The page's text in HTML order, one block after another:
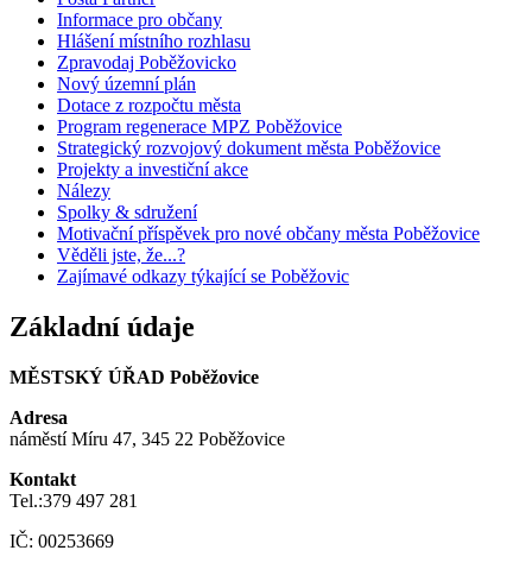
Informace pro občany
Hlášení místního rozhlasu
Zpravodaj Poběžovicko
Nový územní plán
Dotace z rozpočtu města
Program regenerace MPZ Poběžovice
Strategický rozvojový dokument města Poběžovice
Projekty a investiční akce
Nálezy
Spolky & sdružení
Motivační příspěvek pro nové občany města Poběžovice
Věděli jste, že...?
Zajímavé odkazy týkající se Poběžovic
Základní údaje
MĚSTSKÝ ÚŘAD Poběžovice
Adresa
náměstí Míru 47, 345 22 Poběžovice
Kontakt
Tel.:379 497 281
IČ: 00253669